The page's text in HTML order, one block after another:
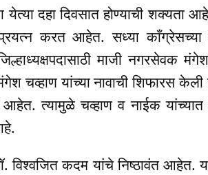
येत्या दहा दिवसात होण्याची शक्यता
प्रयत्न करत आहेत. सध्या काँग्रेसच्या
माजी नगरसेवक
यांच्या नावाची शिफारस केली
त्यामुळे चव्हाण व नाईक
कदम यांचे निष्ठावंत आहेत.